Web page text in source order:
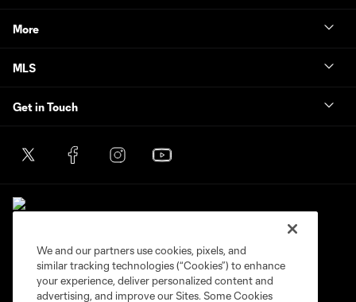
More
MLS
Get in Touch
Privacy Policy
Do Not Sell or Share My Personal Information
Cookies Settings
We and our partners use cookies, pixels, and
similar tracking technologies (“Cookies”) to enhance
your experience, deliver personalized content and
advertising, and improve our Sites. Some Cookies